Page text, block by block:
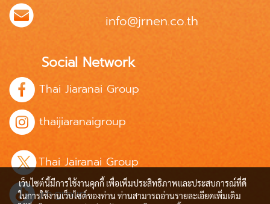
info@jrnen.co.th
Social Network
Thai Jiaranai Group
thaijiaranaigroup
Thai Jairanai Group
jrn.group
เว็บไซต์นี้มีการใช้งานคุกกี้ เพื่อเพิ่มประสิทธิภาพและประสบการณ์ที่ดี
ในการใช้งานเว็บไซต์ของท่าน ท่านสามารถอ่านรายละเอียดเพิ่มเติม